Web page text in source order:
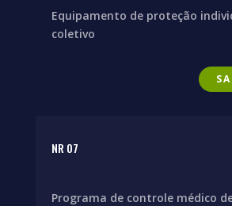
Equipamento de proteção
coletivo
NR 07
Programa de controle médico